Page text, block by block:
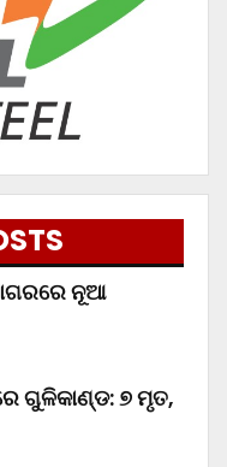
ନୂଆ
ଗୁଳିକାଣ୍ଡ: ୭ ମୃତ,